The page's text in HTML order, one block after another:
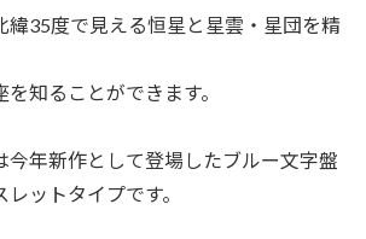
緯35度で見える恒星と星雲・星団を精
知ることができます。
今年新作として登場したブルー文字盤
ットタイプです。